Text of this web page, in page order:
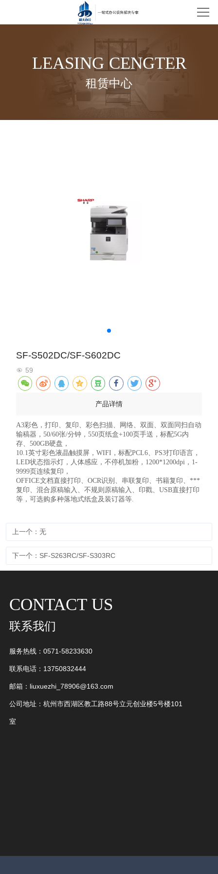
租赁中心LEASING CENGTER
租赁中心
SF-S502DC/SF-S602DC
59
产品详情
A3彩色，打印、复印、彩色扫描、网络、双面、双面同扫自动
输稿器，50/60张/分钟，550页纸盒+100页手送，标配5G内
存、500GB硬盘，
10.1英寸彩色液晶触摸屏，WIFI ，标配PCL6、PS3打印语言，
LED状态指示灯，人体感应，不停机加粉，1200*1200dpi，1-
9999页连续复印，
OFFICE文档直接打印、OCR识别、串联复印、书籍复印、***
复印、混合原稿输入、不规则原稿输入、印戳、USB直接打印
等，可选购多种落地式纸盒及装订器等.
上一个：无
下一个：SF-S263RC/SF-S303RC
CONTACT US
联系我们
服务热线：0571-58233630
联系电话：13750832444
邮箱：liuxuezhi_78906@163.com
公司地址：杭州市西湖区教工路88号立元创业楼5号楼101
室